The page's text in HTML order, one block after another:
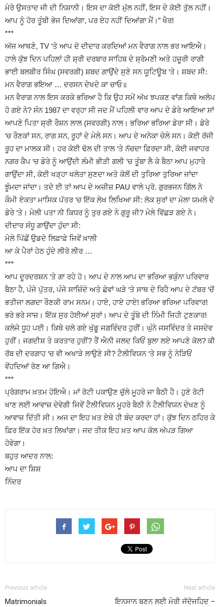
ਮੇਰੇ ਉਸਤਾਦ ਜੀ ਦੀ ਨਿਸ਼ਾਨੀ। ਇਸ ਦਾ ਕੋਈ ਮੁੱਲ ਨਹੀਂ, ਇਸ ਦੇ ਕੋਈ ਤੁੱਲ ਨਹੀਂ।
ਆਪ ਨੂੰ ਹੋਰ ਤੂੰਬੀ ਭੇਜ ਦਿਆਂਗਾ, ਪਰ ਏਹ ਨਹੀਂ ਦਿਆਂਗਾ ਮੈਂ।” ਖੈਰ!
***
ਅੱਜ ਆਥਣੇ, TV ‘ਤੇ ਆਪ ਦੇ ਦੀਦਾਰ ਕਰਦਿਆਂ ਮਨ ਵੈਰਾਗ ਨਾਲ ਭਰ ਆਇਐ।
ਹਾਲੇ ਕੁੱਝ ਦਿਨ ਪਹਿਲਾਂ ਹੀ ਸ਼੍ਰੀ ਦਰਬਾਰ ਸਾਹਿਬ ਦੇ ਸ਼੍ਰੋਮਣੀ ਅਤੇ ਹਜ਼ੂਰੀ ਰਾਗੀ
ਭਾਈ ਬਲਬੀਰ ਸਿੰਘ (ਸਵਰਗੀ) ਸ਼ਬਦ ਗਾਉਂਦੇ ਸੁਣੇ ਸਨ ਯੂਟਿਊਬ ‘ਤੇ। ਸ਼ਬਦ ਸੀ:
ਮਨ ਵੈਰਾਗ ਭਇਆ … ਦਰਸਨ ਦੇਖਦੇ ਕਾ ਚਾਓ॥
ਮਨ ਵੈਰਾਗ ਨਾਲ ਇਸ ਕਰਕੇ ਭਰਿਆ ਹੈ ਕਿ ਉਹ ਸਮੇਂ ਅੱਖ ਝਪਕਣ ਵਾਂਗ ਕਿਥੇ ਅਲੋਪ
ਹੋ ਗਏ ਨੇ? ਸੰਨ 1987 ਦਾ ਵਰ੍ਹਾ ਸੀ ਜਦ ਮੈਂ ਪਹਿਲੀ ਵਾਰ ਆਪ ਦੇ ਡੇਰੇ ਆਇਆ ਸਾਂ
ਆਪਣੇ ਪਿਤਾ ਸ਼੍ਰੀ ਰੌਸ਼ਨ ਲਾਲ (ਸਵਰਗੀ) ਨਾਲ। ਭਰਿਆ ਭਰਿਆ ਡੇਰਾ ਸੀ। ਡੇਰੇ
‘ਚ ਰੌਣਕਾਂ ਸਨ, ਰਾਗ ਸਨ, ਰੂਹਾਂ ਦੇ ਮੇਲੇ ਸਨ। ਆਪ ਦੇ ਅਨੇਕਾ ਚੇਲੇ ਸਨ। ਕੋਈ ਰੱਜੀ
ਰੂਹ ਦਾ ਮਾਲਕ ਸੀ। ਹਰ ਕੋਈ ਢੋਲ ਦੀ ਤਾਲ ‘ਤੇ ਨੱਚਦਾ ਫ਼ਿਰਦਾ ਸੀ, ਕੋਈ ਜਵਾਹਰ
ਨਗਰ ਕੈਪ ‘ਚ ਡੇਰੇ ਨੂੰ ਆਉਂਦੀ ਲੰਮੀ ਭੀੜੀ ਗਲੀ ‘ਚ ਤੂੰਬਾ ਲੈ ਕੇ ਬੈਠਾ ਆਪ ਮੁਹਾਰੇ
ਗਾਉਂਦਾ ਸੀ, ਕੋਈ ਖੜ੍ਹਾ ਖਲੋਤਾ ਸੁਣਦਾ ਅਤੇ ਕੋਲੋਂ ਦੀ ਤੁਰਿਆ ਤੁਰਿਆ ਜਾਂਦਾ
ਝੂੰਮਦਾ ਜਾਂਦਾ। ਤਦੇ ਈ ਤਾਂ ਆਪ ਦੇ ਅਜ਼ੀਜ਼ PAU ਵਾਲੇ ਪ੍ਰੋ. ਗੁਰਭਜਨ ਗਿੱਲ ਨੇ
ਕੌਮੀ ਏਕਤਾ ਮਾਸਿਕ ਪੱਤਰ ‘ਚ ਇੱਕ ਲੇਖ ਲਿਖਿਆ ਸੀ: ਲੋਕ ਸੁਰਾਂ ਦਾ ਮੇਲਾ ਯਮਲੇ ਦੇ
ਡੇਰੇ ‘ਤੇ। ਮੇਲੀ ਪਤਾ ਨੀ ਕਿਧਰ ਨੂੰ ਤੁਰ ਗਏ ਨੇ ਗੁਰੂ ਜੀ? ਮੇਲੇ ਵਿੱਛੜ ਗਏ ਨੇ।
ਦੀਦਾਰ ਸੰਧੂ ਗਾਉਂਦਾ ਹੁੰਦਾ ਸੀ:
ਮੇਲੇ ਪਿੱਛੋਂ ਉਡਦੇ ਲਿਫ਼ਾਫ਼ੇ ਜਿਵੇਂ ਖ਼ਾਲੀ
ਆ ਕੇ ਪੈਰਾਂ ਹੇਠ ਹੁੰਦੇ ਲੀਰੋ ਲੀਰ …
***
ਆਪ ਦੂਰਦਰਸ਼ਨ ‘ਤੇ ਗਾ ਰਹੇ ਹੋ। ਆਪ ਦੇ ਨਾਲ ਆਪ ਦਾ ਭਰਿਆ ਭਕੁੰਨਾ ਪਰਿਵਾਰ
ਬੈਠਾ ਹੈ, ਪੰਜੇ ਪੁੱਤਰ, ਪੰਜੇ ਸਾਜ਼ਿੰਦੇ ਅਤੇ ਛੇਵਾਂ ਘੜੇ ‘ਤੇ ਸਾਥ ਦੇ ਰਿਹੈ ਆਪ ਦੇ ਟੱਬਰ ‘ਚੋਂ
ਭਤੀਜਾ ਲਗਦਾ ਰੌਣਕੀ ਰਾਮ ਸਨਮ। ਹਾਏ, ਹਾਏ ਹਾਏ! ਭਰਿਆ ਭਰਿਆ ਪਰਿਵਾਰ!
ਭਰੇ ਭਰੇ ਸਾਜ਼। ਇੱਕ ਸੁਰ ਹੋਈਆਂ ਸੁਰਾਂ। ਆਪ ਦੇ ਤੂੰਬੇ ਦੀ ਨਿੰਮੀ ਜਿਹੀ ਟੁਣਕਾਰ!
ਕਲੇਜੇ ਧੂਹ ਪਈ। ਕਿਥੇ ਚਲੇ ਗਏ ਖੁੱਡੂ ਜਗਵਿੰਦਰ ਹੁਰੀਂ। ਘੁੰਨੇ ਜਸਵਿੰਦਰ ਤੇ ਜਸਦੇਵ
ਹੁਰੀਂ। ਜਗਦੀਸ਼ ਤੇ ਕਰਤਾਰ ਹੁਰੀਂ? ਤੈਂ ਐਨੀ ਜਲਦ ਕਿਓਂ ਬੁਲਾ ਲਏ ਆਪਣੇ ਕੋਲ? ਕੀ
ਰੱਬ ਦੀ ਦਰਗਾਹ ‘ਚ ਵੀ ਅਖਾੜੇ ਲਾਉਣੇ ਸੀ? ਟੈਲੀਵਿਯਨ ‘ਤੇ ਸਭ ਨੂੰ ਨੇੜਿਓਂ
ਵੇਂਹਦਿਆਂ ਰੋਣ ਆ ਗਿਐ।
***
ਪ੍ਰੋਗਰਾਮ ਖ਼ਤਮ ਹੋਇਐ। ਮਾਂ ਰੋਟੀ ਪਕਾਉਣ ਚੁੱਲੇ ਮੂਹਰੇ ਜਾ ਬੈਠੀ ਹੈ। ਹੁਣੇ ਰੋਟੀ
ਖਾਣ ਲਈ ਆਵਾਜ਼ ਦੇਵੇਗੀ ਜਿਵੇਂ ਟੈਲੀਵਿਯਨ ਮੂਹਰੇ ਬੈਠੀ ਨੇ ਟੈਲੀਵਿਯਨ ਦੇਖਣ ਨੂੰ
ਆਵਾਜ਼ ਦਿੱਤੀ ਸੀ। ਅਜ ਦਾ ਇਹ ਖ਼ਤ ਏਥੇ ਹੀ ਬੰਦ ਕਰਦਾ ਹਾਂ। ਕੁੱਝ ਦਿਨ ਠਹਿਰ ਕੇ
ਫ਼ਿਰ ਇੱਕ ਹੋਰ ਖ਼ਤ ਲਿਖਾਂਗਾ। ਜਦ ਤੀਕ ਇਹ ਖ਼ਤ ਆਪ ਕੋਲ ਅੱਪੜ ਗਿਆ
ਹੋਵੇਗਾ।
ਬਹੁਤ ਆਦਰ ਨਾਲ:
ਆਪ ਦਾ ਸ਼ਿਸ਼
ਨਿੰਦਰ
Previous article
Matrimonials
Next article
ਇਨਸਾਨ ਬਣਨ ਲਈ ਮੇਰੀ ਜੱਦੋਜਹਿਦ –